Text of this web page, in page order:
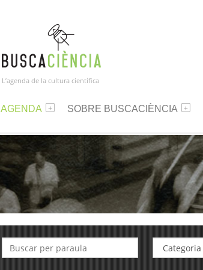
L’agenda de la cultura científica
AGENDA SOBRE BUSCACIÈNCIA